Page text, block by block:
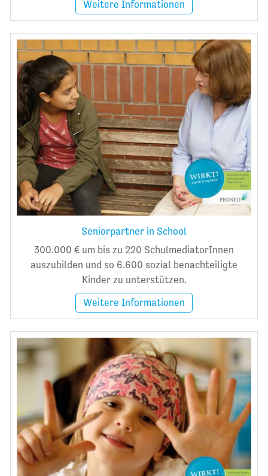
Weitere Informationen
Seniorpartner in School
300.000 € um bis zu 220 SchulmediatorInnen
auszubilden und so 6.600 sozial benachteiligte
Kinder zu unterstützen.
Weitere Informationen